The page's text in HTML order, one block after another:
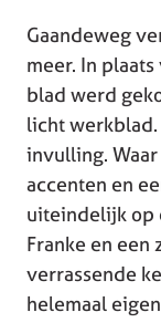
Gaandeweg
meer. In
blad werd
licht werkblad.
invulling.
accenten en
uiteindelijk op
Franke en een
verrassende
helemaal